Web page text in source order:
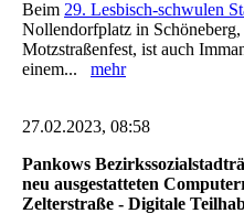
Beim 29. Lesbisch-schwulen
Nollendorfplatz in Schöneberg,
Motzstraßenfest, ist auch
einem... mehr
27.02.2023, 08:58
Pankows
neu ausgestatteten
Zelterstraße - Digitale